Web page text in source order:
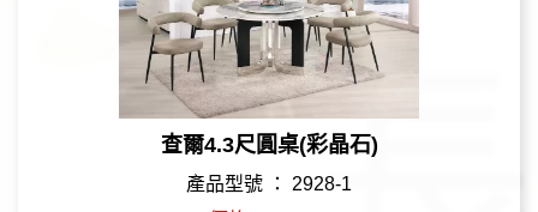
查爾4.3尺圓桌(彩晶石)
產品型號 ： 2928-1